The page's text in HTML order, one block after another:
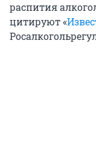
распития
цитируют «